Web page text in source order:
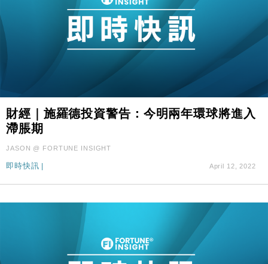
財經｜施羅德投資警告：今明兩年環球將進入
滯脹期
JASON @ FORTUNE INSIGHT
即時快訊 April 12, 2022